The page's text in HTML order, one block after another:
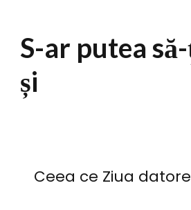
S-ar putea
și
Ceea ce Ziua